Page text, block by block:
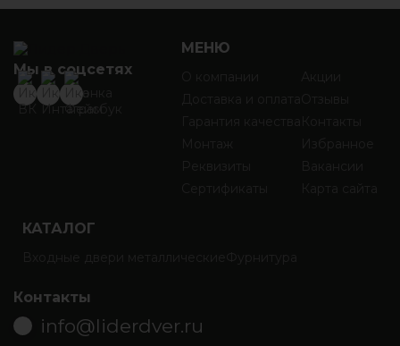
Мы в соцсетях
МЕНЮ
КАТАЛОГ
Контакты
info@liderdver.ru